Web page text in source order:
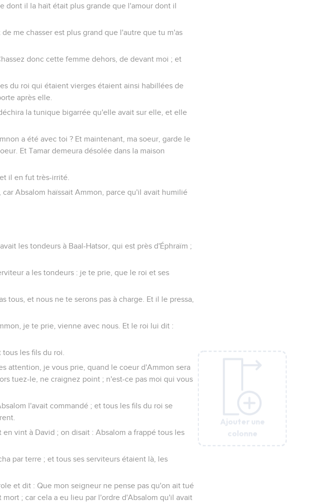
Ajouter une
colonne
dont il la haït était plus grande que l'amour dont il
me chasser est plus grand que l'autre que tu m'as
donc cette femme dehors, de devant moi ; et
du roi qui étaient vierges étaient ainsi habillées de
après elle.
la tunique bigarrée qu'elle avait sur elle, et elle
a été avec toi ? Et maintenant, ma soeur, garde le
Et Tamar demeura désolée dans la maison
il en fut très-irrité.
Absalom haïssait Ammon, parce qu'il avait humilié
les tondeurs à Baal-Hatsor, qui est près d'Éphraïm ;
a les tondeurs : je te prie, que le roi et ses
tous, et nous ne te serons pas à charge. Et il le pressa,
je te prie, vienne avec nous. Et le roi lui dit :
les fils du roi.
attention, je vous prie, quand le coeur d'Ammon sera
tuez-le, ne craignez point ; n'est-ce pas moi qui vous
l'avait commandé ; et tous les fils du roi se
vint à David ; on disait : Absalom a frappé tous les
par terre ; et tous ses serviteurs étaient là, les
et dit : Que mon seigneur ne pense pas qu'on ait tué
; car cela a eu lieu par l'ordre d'Absalom qu'il avait
Ajouter une
colonne
Ajouter une
colonne
Ajouter une
colonne
Ajouter une
colonne
Ajouter une
colonne